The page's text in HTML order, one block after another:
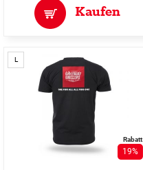
Kaufen
L
Rabatt
19%